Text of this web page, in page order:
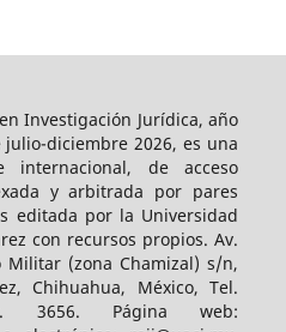
Investigación Jurídica, año
diciembre 2026, es una
internacional, de acceso
y arbitrada por pares
editada por la Universidad
con recursos propios. Av.
Militar (zona Chamizal) s/n,
Chihuahua, México, Tel.
3656. Página web: